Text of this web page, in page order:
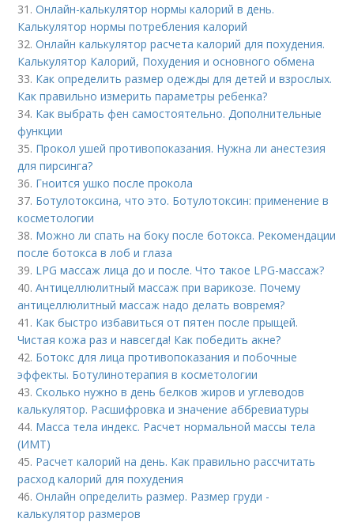
31.Онлайн-калькулятор нормы калорий в день.
Калькулятор нормы потребления калорий
32.Онлайн калькулятор расчета калорий для похудения.
Калькулятор Калорий, Похудения и основного обмена
33. Как определить размер одежды для детей и взрослых.
Как правильно измерить параметры ребенка?
34. Как выбрать фен самостоятельно. Дополнительные
функции
35. Прокол ушей противопоказания. Нужна ли анестезия
для пирсинга?
36. Гноится ушко после прокола
37. Ботулотоксина, что это. Ботулотоксин: применение в
косметологии
38. Можно ли спать на боку после ботокса. Рекомендации
после ботокса в лоб и глаза
39. LPG массаж лица до и после. Что такое LPG-массаж?
40.Антицеллюлитный массаж при варикозе. Почему
антицеллюлитный массаж надо делать вовремя?
41. Как быстро избавиться от пятен после прыщей.
Чистая кожа раз и навсегда! Как победить акне?
42. Ботокс для лица противопоказания и побочные
эффекты. Ботулинотерапия в косметологии
43.Сколько нужно в день белков жиров и углеводов
калькулятор. Расшифровка и значение аббревиатуры
44. Масса тела индекс. Расчет нормальной массы тела
(ИМТ)
45. Расчет калорий на день. Как правильно рассчитать
расход калорий для похудения
46.Онлайн определить размер. Размер груди -
калькулятор размеров